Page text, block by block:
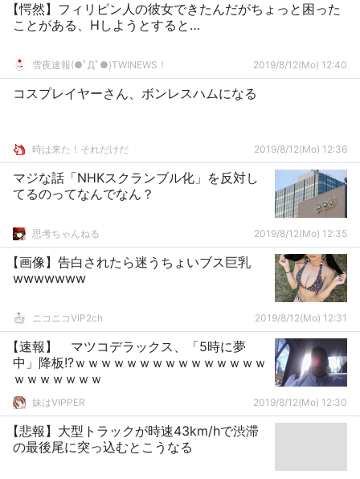
【愕然】フィリピン人の彼女できたんだがちょっと困った
ことがある、Hしようとすると…
雪夜速報(●ﾟДﾟ●)TWINEWS！ 2019/8/12(Mo) 12:40
コスプレイヤーさん、ボンレスハムになる
時は来た！それだけだ 2019/8/12(Mo) 12:36
マジな話「NHKスクランブル化」を反対し
てるのってなんでなん？
思考ちゃんねる 2019/8/12(Mo) 12:35
【画像】告白されたら迷うちょいブス巨乳
wwwwwww
ニコニコVIP2ch 2019/8/12(Mo) 12:31
【速報】 マツコデラックス、「5時に夢
中」降板!?ｗｗｗｗｗｗｗｗｗｗｗｗｗｗｗ
ｗｗｗｗｗｗｗ
妹はVIPPER 2019/8/12(Mo) 12:30
【悲報】大型トラックが時速43km/hで渋滞
の最後尾に突っ込むとこうなる